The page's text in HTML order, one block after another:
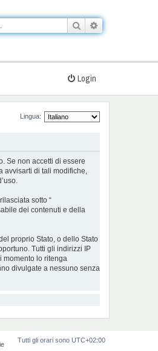
Cerca
Login
Lingua:
Se non accetti di essere
avvisarti di tali modifiche,
sotto “
dei contenuti e della
proprio Stato, o dello Stato
Tutti gli indirizzi IP
momento lo ritenga
divulgate a nessuno senza
Tutti gli orari sono UTC+02:00